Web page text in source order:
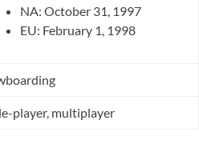
NA: October 31, 1997
EU: February 1, 1998
player, multiplayer